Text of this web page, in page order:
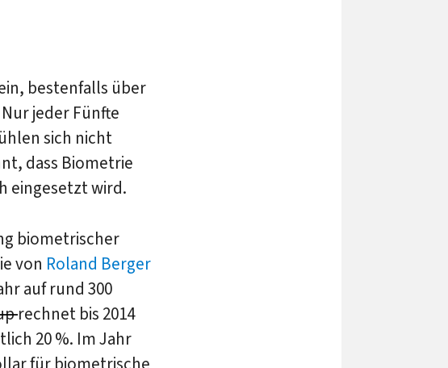
bestenfalls über
jeder Fünfte
sich nicht
dass Biometrie
eingesetzt wird.
biometrischer
von Roland Berger
auf rund 300
rechnet bis 2014
20 %. Im Jahr